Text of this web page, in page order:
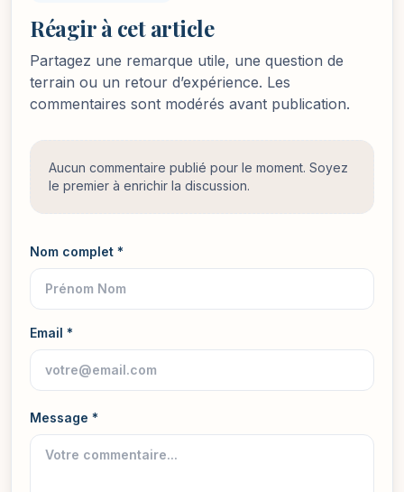
Réagir à cet article
Partagez une remarque utile, une question de
terrain ou un retour d’expérience. Les
commentaires sont modérés avant publication.
Aucun commentaire publié pour le moment. Soyez
le premier à enrichir la discussion.
Nom complet *
Email *
Message *